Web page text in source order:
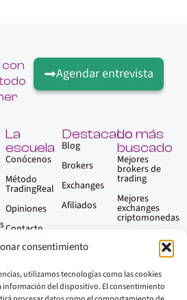
consentimiento
utilizamos tecnologías como las cookies
información del dispositivo. El consentimiento
Agendar entrevista
La
escuela
Conócenos
Método
TradingReal
Opiniones
Contacto
Faq
Destacado
Blog
Brokers
Exchanges
Afiliados
Lo más
buscado
Mejores
brokers de
trading
Mejores
exchanges
criptomonedas
Aprender
trading paso
a paso